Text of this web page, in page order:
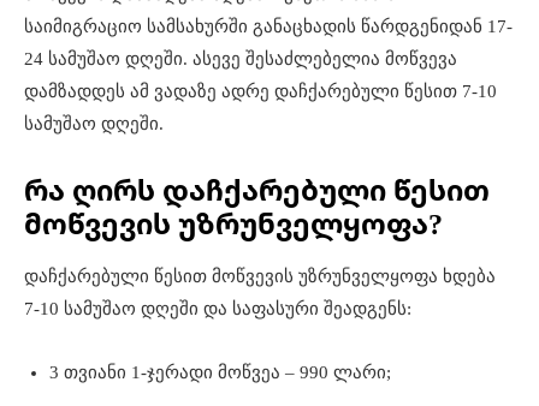
საიმიგრაციო სამსახურში განაცხადის წარდგენიდან 17-
24 სამუშაო დღეში. ასევე შესაძლებელია მოწვევა
დამზადდეს ამ ვადაზე ადრე დაჩქარებული წესით 7-10
სამუშაო დღეში.
რა ღირს დაჩქარებული წესით
მოწვევის უზრუნველყოფა?
დაჩქარებული წესით მოწვევის უზრუნველყოფა ხდება
7-10 სამუშაო დღეში და საფასური შეადგენს:
3 თვიანი 1-ჯერადი მოწვეა – 990 ლარი;